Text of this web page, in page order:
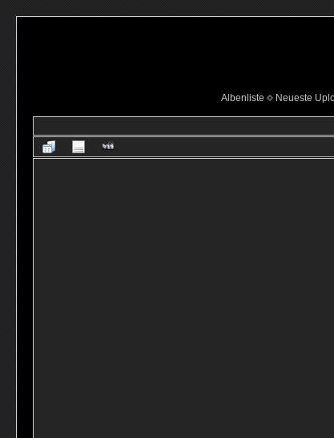
Albenliste
Neueste